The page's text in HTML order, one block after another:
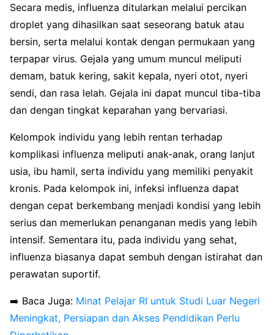
Secara medis, influenza ditularkan melalui percikan
droplet yang dihasilkan saat seseorang batuk atau
bersin, serta melalui kontak dengan permukaan yang
terpapar virus. Gejala yang umum muncul meliputi
demam, batuk kering, sakit kepala, nyeri otot, nyeri
sendi, dan rasa lelah. Gejala ini dapat muncul tiba-tiba
dan dengan tingkat keparahan yang bervariasi.
Kelompok individu yang lebih rentan terhadap
komplikasi influenza meliputi anak-anak, orang lanjut
usia, ibu hamil, serta individu yang memiliki penyakit
kronis. Pada kelompok ini, infeksi influenza dapat
dengan cepat berkembang menjadi kondisi yang lebih
serius dan memerlukan penanganan medis yang lebih
intensif. Sementara itu, pada individu yang sehat,
influenza biasanya dapat sembuh dengan istirahat dan
perawatan suportif.
➡️ Baca Juga: Minat Pelajar RI untuk Studi Luar Negeri
Meningkat, Persiapan dan Akses Pendidikan Perlu